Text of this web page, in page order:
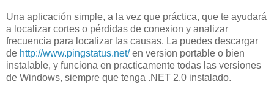
Una aplicación simple, a la vez que práctica, que te ayudará
a localizar cortes o pérdidas de conexion y analizar
frecuencia para localizar las causas. La puedes descargar
de http://www.pingstatus.net/en version portable o bien
instalable, y funciona en practicamente todas las versiones
de Windows, siempre que tenga .NET 2.0 instalado.